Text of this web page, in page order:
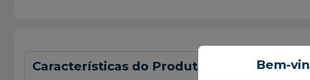
Bem-
Características do Produto